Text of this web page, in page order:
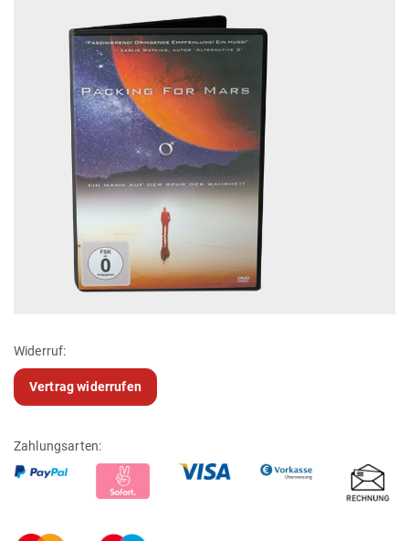
Widerruf:
Vertrag widerrufen
Zahlungsarten: